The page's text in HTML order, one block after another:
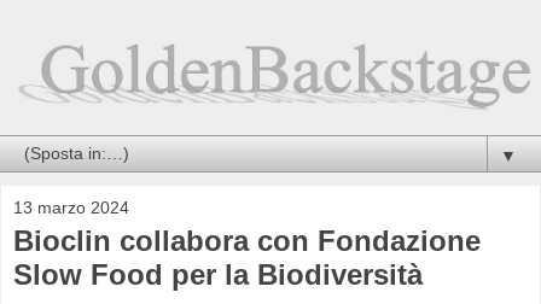
▼
13 marzo 2024
Bioclin collabora con Fondazione
Slow Food per la Biodiversità